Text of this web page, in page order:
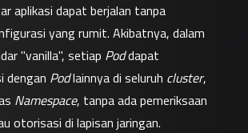
aplikasi dapat berjalan tanpa
yang rumit. Akibatnya, dalam
"vanilla", setiap Pod dapat
dengan Pod lainnya di seluruh cluster,
Namespace, tanpa ada pemeriksaan
otorisasi di lapisan jaringan.